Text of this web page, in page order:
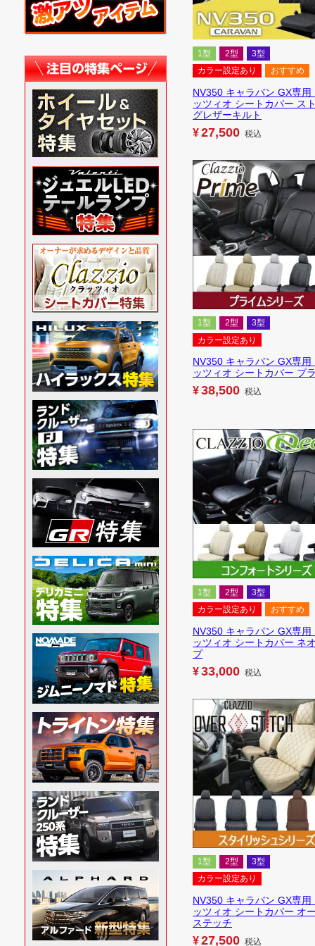
1型 2型
3型
カラー設定あり
おすすめ
NV350 キャラバン GX専用
ッツィオ シートカバー ス
グレザーキルト
¥27,500 税込
1型 2型
3型
カラー設定あり
NV350 キャラバン GX専用
ッツィオ シートカバー プ
¥38,500 税込
1型 2型
3型
カラー設定あり
おすすめ
NV350 キャラバン GX専用
ッツィオ シートカバー ネ
プ
¥33,000 税込
1型 2型
3型
カラー設定あり
NV350 キャラバン GX専用
ッツィオ シートカバー オ
ステッチ
¥27,500 税込